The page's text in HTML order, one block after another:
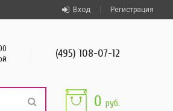
Вход Регистрация
(495) 108-07-12
0 руб.